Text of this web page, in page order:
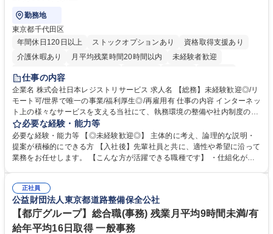
勤務地
東京都千代田区
年間休日120日以上
ストックオプションあり
資格取得支援あり
介護休暇あり
月平均残業時間20時間以内
未経験者歓迎
住宅手当あり
完全週休2日制
交通費支給 駅近5分以内 土日祝休み 服装自由
仕事の内容
企業名 株式会社日本レジストリサービス 求人名 【総務】未経験歓迎◎/リ
モート可/世界で唯一の事業/福利厚生◎/再雇用有 仕事の内容 インターネッ
ト上の様々なサービスを支える当社にて、執務環境の整備や社内制度の検
討、イベント運営などの幅広い業務を担当し、間接的に会社の生産性向上
や成長に貢献している部署です。 会社の全メンバーが安心して長く成果を
発揮できる環境を整えるために、毎日のメンテナンスや維持管理に加え、
新たな施策検討を積極的に行っていただき、会社全体を巻き込み課題解決
幅広い業務の体得が可能で、多様なキャリアパスを描くことも可能です。
募集職種 【総務】未経験歓迎◎/リモート可/世界で唯一の事業/福利厚生◎/
再雇用有
必要な経験・能力等
必要な経験・能力等 【◎未経験歓迎◎】 主体的に考え、論理的な説明・
提案が積極的にできる方 【入社後】先輩社員と共に、適性や希望に沿って
業務をお任せします。 【こんな方が活躍できる職種です】 ・仕組化が好
対処できる・新しいことに興味関心がある 【魅力】■自己啓発支援：資格
取得や通信教育など費用の80%（年間25万円まで）を補助 ■住宅手当：家
賃の50%（月額7万円まで）を補助 学歴・資格 学歴：大学院 大学 語学
力： 資格：
正社員
公益財団法人東京都道路整備保全公社
【都庁グループ】総合職(事務) 残業月平均9時間未満/有
給年平均16日取得 一般事務